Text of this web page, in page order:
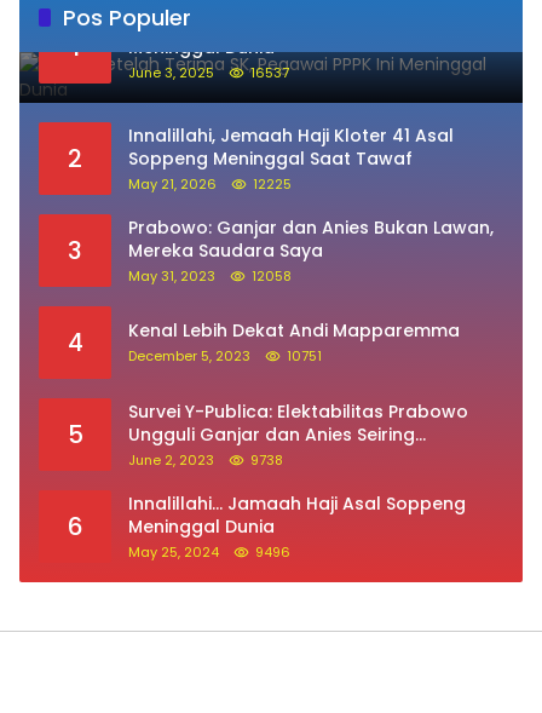
Pos Populer
1
Sehari Setelah Terima SK, Pegawai PPPK Ini
Meninggal Dunia
June 3, 2025 16537
2
Innalillahi, Jemaah Haji Kloter 41 Asal
Soppeng Meninggal Saat Tawaf
May 21, 2026 12225
3
Prabowo: Ganjar dan Anies Bukan Lawan,
Mereka Saudara Saya
May 31, 2023 12058
4 Kenal Lebih Dekat Andi Mapparemma
December 5, 2023 10751
5
Survei Y-Publica: Elektabilitas Prabowo
Ungguli Ganjar dan Anies Seiring
Kepuasan Terhadap Jokowi Naik
June 2, 2023 9738
6
Innalillahi… Jamaah Haji Asal Soppeng
Meninggal Dunia
May 25, 2024 9496